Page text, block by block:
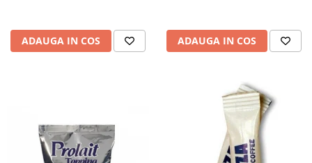
ADAUGA IN COS ADAUGA IN COS